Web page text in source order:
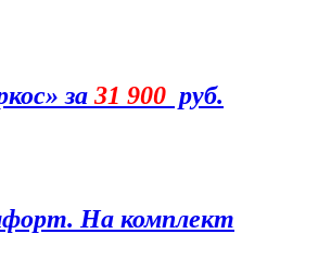
за 31 900 руб.
На комплект